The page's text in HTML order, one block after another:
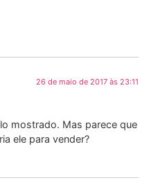
26 de maio de 2017 às 23:11
mostrado. Mas parece que
ele para vender?